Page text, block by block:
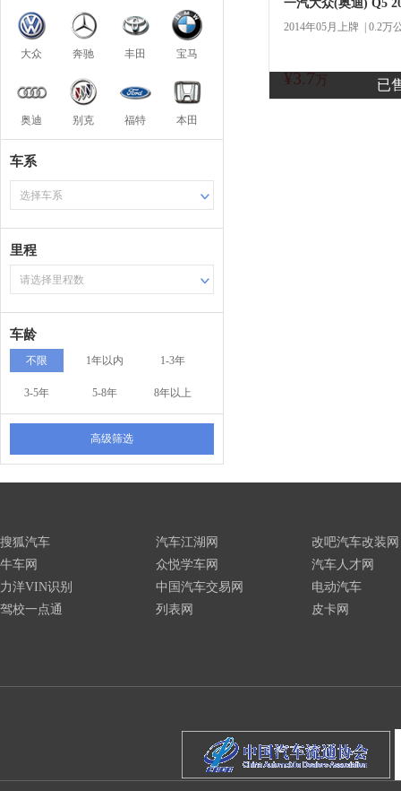
大众 奔驰 丰田 宝马
奥迪 别克 福特 本田
车系
选择车系
里程
请选择里程数
车龄
不限 1年以内 1-3年
3-5年 5-8年 8年以上
高级筛选
已
2014年05月上牌 | 0.2万
¥3.7 万
搜狐汽车
牛车网
力洋VIN识别
驾校一点通
汽车江湖网
众悦学车网
中国汽车交易网
列表网
改吧汽车改装网
汽车人才网
电动汽车
皮卡网